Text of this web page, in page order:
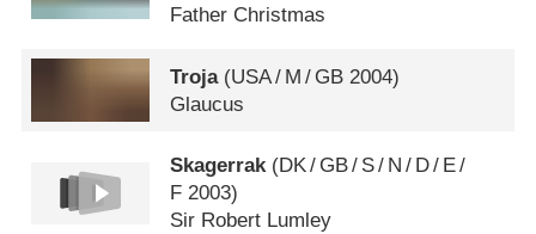
Father Christmas
Troja(USA/ M / GB 2004)
Glaucus
Skagerrak(DK/ GB/ S/ N / D/ E/
F 2003)
Sir Robert Lumley